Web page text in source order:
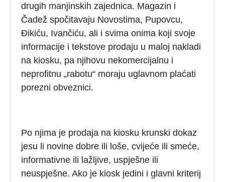
drugih manjinskih zajednica. Magazin i
Čadež spočitavaju Novostima, Pupovcu,
Đikiću, Ivančiću, ali i svima onima koji svoje
informacije i tekstove prodaju u maloj nakladi
na kiosku, pa njihovu nekomercijalnu i
neprofitnu „rabotu“ moraju uglavnom plaćati
porezni obveznici.
Po njima je prodaja na kiosku krunski dokaz
jesu li novine dobre ili loše, cvijeće ili smeće,
informativne ili lažljive, uspješne ili
neuspješne. Ako je kiosk jedini i glavni kriterij